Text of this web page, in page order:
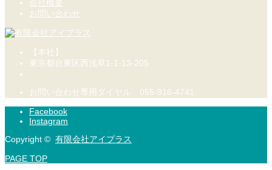
会社概要
お問い合わせ
【本社】
東京都台東区西浅草1-1-13-205
お問い合わせ専用ダイヤル 055-916-4741
Facebook
Instagram
Copyright © 有限会社アイプラス
PAGE TOP